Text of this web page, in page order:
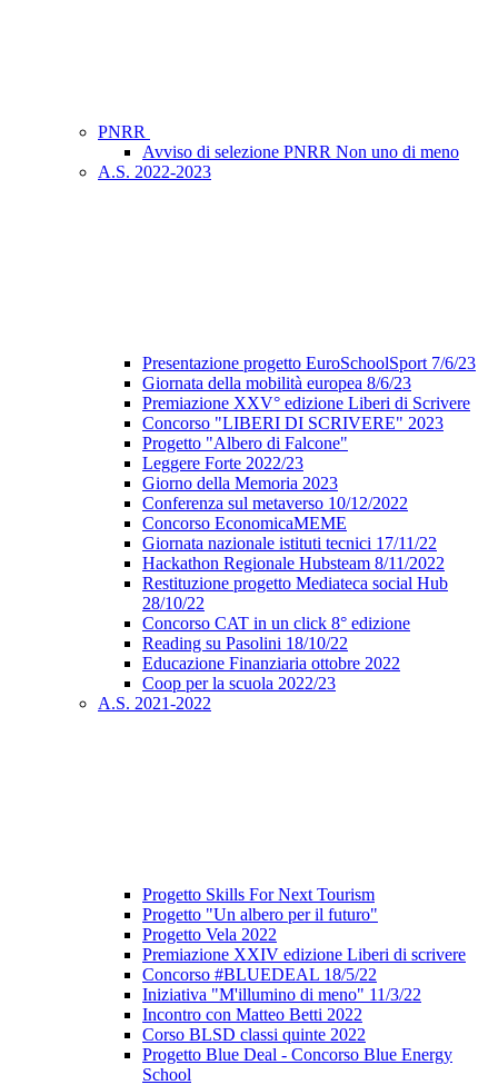
PNRR
Avviso di selezione PNRR Non uno di meno
A.S. 2022-2023
Presentazione progetto EuroSchoolSport 7/6/23
Giornata della mobilità europea 8/6/23
Premiazione XXV° edizione Liberi di Scrivere
Concorso "LIBERI DI SCRIVERE" 2023
Progetto "Albero di Falcone"
Leggere Forte 2022/23
Giorno della Memoria 2023
Conferenza sul metaverso 10/12/2022
Concorso EconomicaMEME
Giornata nazionale istituti tecnici 17/11/22
Hackathon Regionale Hubsteam 8/11/2022
Restituzione progetto Mediateca social Hub
28/10/22
Concorso CAT in un click 8° edizione
Reading su Pasolini 18/10/22
Educazione Finanziaria ottobre 2022
Coop per la scuola 2022/23
A.S. 2021-2022
Progetto Skills For Next Tourism
Progetto "Un albero per il futuro"
Progetto Vela 2022
Premiazione XXIV edizione Liberi di scrivere
Concorso #BLUEDEAL 18/5/22
Iniziativa "M'illumino di meno" 11/3/22
Incontro con Matteo Betti 2022
Corso BLSD classi quinte 2022
Progetto Blue Deal - Concorso Blue Energy
School